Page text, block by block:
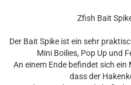
Zfish Bait
Der Bait Spike ist ein sehr
Mini Boilies, Pop Up und
An einem Ende befindet sich
dass der